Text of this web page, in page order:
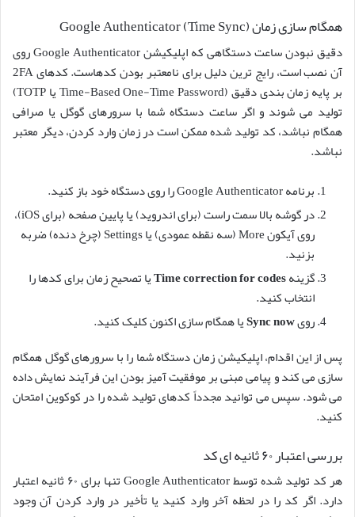
همگام سازی زمان Google Authenticator (Time Sync)
دقیق نبودن ساعت دستگاهی که اپلیکیشن Google Authenticator روی
آن نصب است، رایج ترین دلیل برای نامعتبر بودن کدهاست. کدهای 2FA
بر پایه زمان بندی دقیق (Time-Based One-Time Password یا TOTP)
تولید می شوند و اگر ساعت دستگاه شما با سرورهای گوگل یا صرافی
همگام نباشد، کد تولید شده ممکن است در زمان وارد کردن، دیگر معتبر
نباشد.
برنامه Google Authenticator را روی دستگاه خود باز کنید.
در گوشه بالا سمت راست (برای اندروید) یا پایین صفحه (برای iOS)،
روی آیکون More (سه نقطه عمودی) یا Settings (چرخ دنده) ضربه
بزنید.
گزینهTime correction for codesیا تصحیح زمان برای کدها را
انتخاب کنید.
رویSync nowیا همگام سازی اکنون کلیک کنید.
پس از این اقدام، اپلیکیشن زمان دستگاه شما را با سرورهای گوگل همگام
سازی می کند و پیامی مبنی بر موفقیت آمیز بودن این فرآیند نمایش داده
می شود. سپس می توانید مجدداً کدهای تولید شده را در کوکوین امتحان
کنید.
بررسی اعتبار ۶۰ ثانیه ای کد
هر کد تولید شده توسط Google Authenticator تنها برای ۶۰ ثانیه اعتبار
دارد. اگر کد را در لحظه آخر وارد کنید یا تأخیر در وارد کردن آن وجود